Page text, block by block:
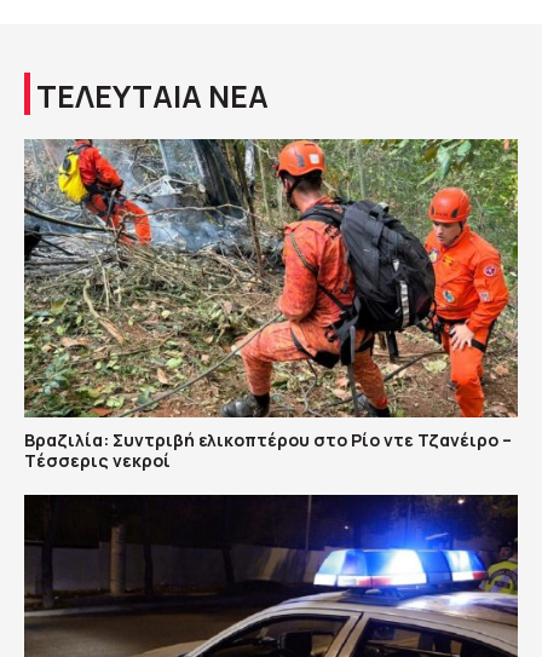
ΤΕΛΕΥΤΑΙΑ ΝΕΑ
Βραζιλία: Συντριβή ελικοπτέρου στο Ρίο ντε Τζανέιρο –
Tέσσερις νεκροί